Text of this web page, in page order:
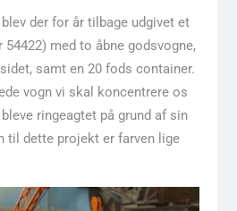
der for år tilbage udgivet et
med to åbne godsvogne,
samt en 20 fods container.
vogn vi skal koncentrere os
ringeagtet på grund af sin
til dette projekt er farven lige